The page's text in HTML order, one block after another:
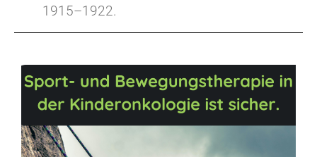
1915–1922.